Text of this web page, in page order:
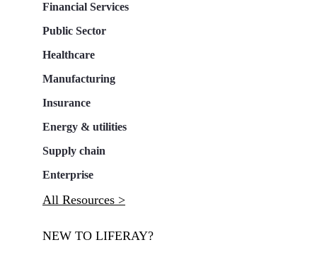
Financial Services
Public Sector
Healthcare
Manufacturing
Insurance
Energy & utilities
Supply chain
Enterprise
All Resources >
NEW TO LIFERAY?